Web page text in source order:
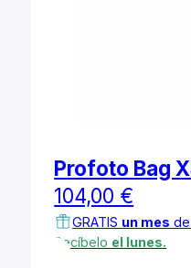
Profoto Bag
104,00 €
GRATIS un mes de
Recíbelo el lunes.